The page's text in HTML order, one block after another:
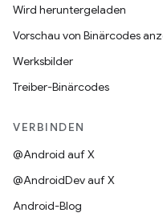
Wird heruntergeladen
Vorschau von Binärcodes
Werksbilder
Treiber-Binärcodes
VERBINDEN
@Android auf X
@AndroidDev auf X
Android-Blog